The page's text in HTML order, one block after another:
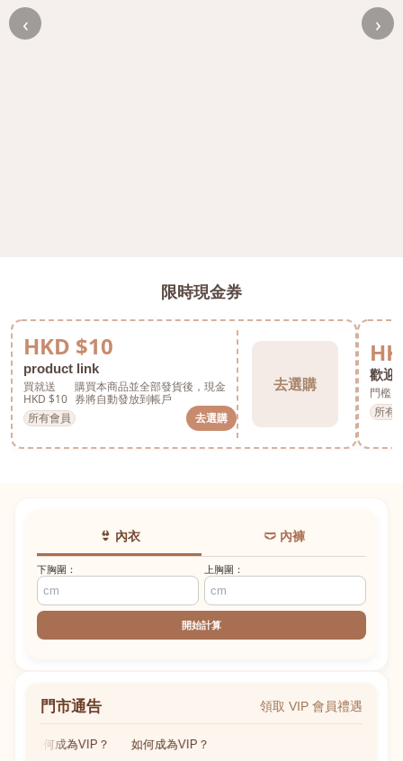
‹ ›
限時現金券
HKD $10
product link
買就送
HKD $10
購買本商品並全部發貨後，現金
券將自動發放到帳戶
所有會員
去選購
去選購
歡迎
門檻
所有
👙 內衣 🩲 內褲
下胸圍： 上胸圍：
開始計算
門市通告 領取 VIP 會員禮遇
如何成為VIP？ 如何成為VIP？